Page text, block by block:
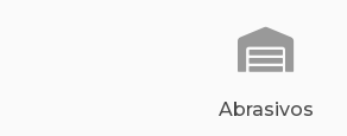
Abrasivos